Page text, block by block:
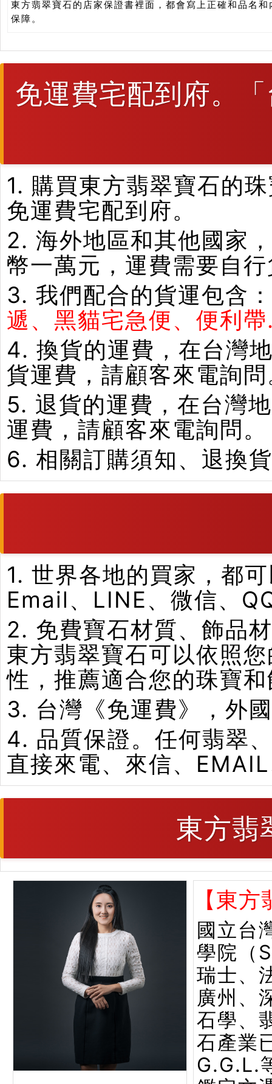
東方翡翠寶石的店家保證書裡面，都會寫上正確和品名
保障。
免運費宅配到府。
1. 購買東方翡翠寶石的
免運費宅配到府。
2. 海外地區和其他國家
幣一萬元，運費需要自
3. 我們配合的貨運包含：
遞、黑貓宅急便、便利
4. 換貨的運費，在台灣
貨運費，請顧客來電詢
5. 退貨的運費，在台灣
運費，請顧客來電詢問。
6. 相關訂購須知、退換
1. 世界各地的買家，都
Email、LINE、微信、
2. 免費寶石材質、飾品
東方翡翠寶石可以依照
性，推薦適合您的珠寶
3. 台灣《免運費》，外
4. 品質保證。任何翡翠
直接來電、來信、
東方翡
【東
國立台
學院（
瑞士、
廣州、
石學、
石產業
G.G.L.